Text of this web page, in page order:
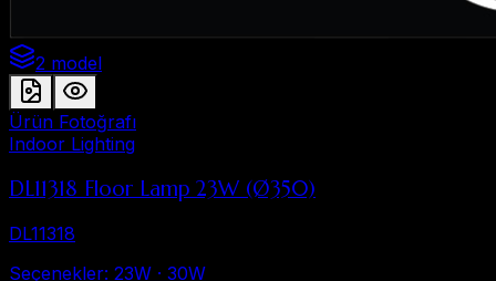
2 model
Ürün Fotoğrafı
Indoor Lighting
DL11318 Floor Lamp 23W (Ø350)
DL11318
Seçenekler: 23W · 30W